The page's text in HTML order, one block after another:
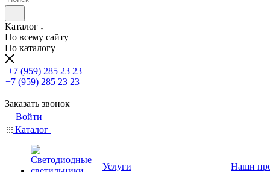
Каталог
По всему сайту
По каталогу
+7 (959) 285 23 23
+7 (959) 285 23 23
Заказать звонок
Войти
Каталог
Услуги
Наши